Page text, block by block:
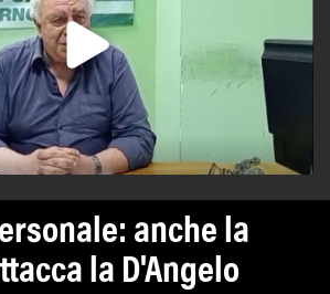
anche la
la D'Angelo